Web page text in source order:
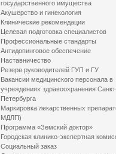
государственного имущества
Акушерство и гинекология
Клинические рекомендации
Целевая подготовка специалистов
Профессиональные стандарты
Антидопинговое обеспечение
Наставничество
Резерв руководителей ГУП и ГУ
Вакансии медицинского персонала в
учреждениях здравоохранения
Петербурга
Маркировка лекарственных
МДЛП)
Программа «Земский доктор»
Городская клинико-экспертная
Социальный заказ